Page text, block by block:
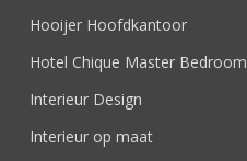
Hooijer Hoofdkantoor
Hotel Chique Master Bedroom
Interieur Design
Interieur op maat